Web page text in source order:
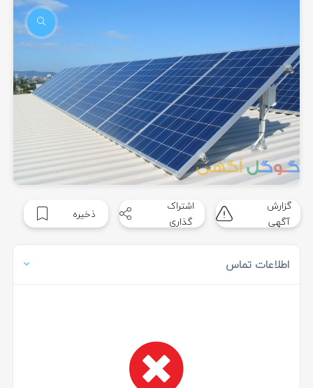
گزارش
آگهی
اشتراک
گذاری
ذخیره
اطلاعات تماس